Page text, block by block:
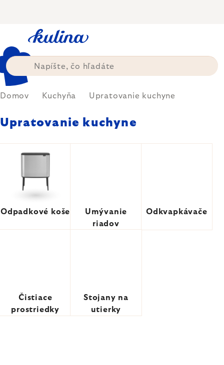
Domov Kuchyňa Upratovanie kuchyne
Upratovanie kuchyne
Odpadkové koše
Umývanie
riadov
Odkvapkávače
Čistiace
prostriedky
Stojany na
utierky